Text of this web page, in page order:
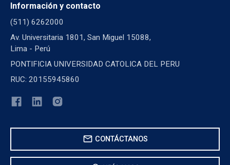
Información y contacto
(511) 6262000
Av. Universitaria 1801, San Miguel 15088,
Lima - Perú
PONTIFICIA UNIVERSIDAD CATOLICA DEL PERU
RUC: 20155945860
mail CONTÁCTANOS